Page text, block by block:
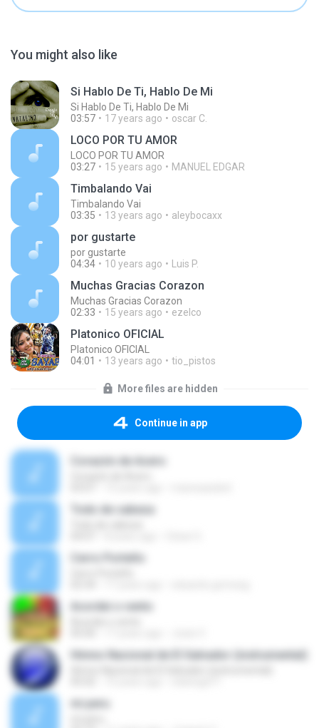
You might also like
Si Hablo De Ti, Hablo De Mi
Si Hablo De Ti, Hablo De Mi
03:57
17 years ago oscar C.
LOCO POR TU AMOR
LOCO POR TU AMOR
03:27
15 years ago MANUEL EDGAR
Timbalando Vai
Timbalando Vai
03:35
13 years ago aleybocaxx
por gustarte
por gustarte
04:34
10 years ago Luis P.
Muchas Gracias Corazon
Muchas Gracias Corazon
02:33
15 years ago ezelco
Platonico OFICIAL
Platonico OFICIAL
04:01
13 years ago tio_pistos
More files are hidden
Continue in app
Corazón de Acero
Todo de cabeza
Cerro Porteño
Acordei o vento
Himno Nacional de El Salvador (instrumental)
mi peru